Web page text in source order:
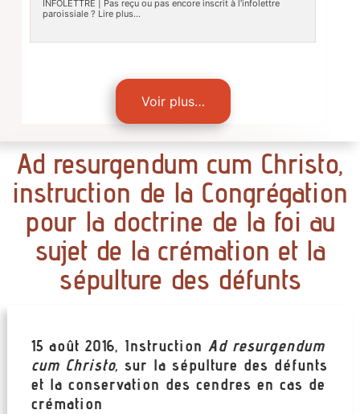
INFOLETTRE | Pas reçu ou pas encore inscrit à l’infolettre
paroissiale ? Lire plus…
Voir plus…
Ad resurgendum cum Christo,
instruction de la Congrégation
pour la doctrine de la foi au
sujet de la crémation et la
sépulture des défunts
15 août 2016, Instruction Ad resurgendum
cum Christo, sur la sépulture des défunts
et la conservation des cendres en cas de
crémation